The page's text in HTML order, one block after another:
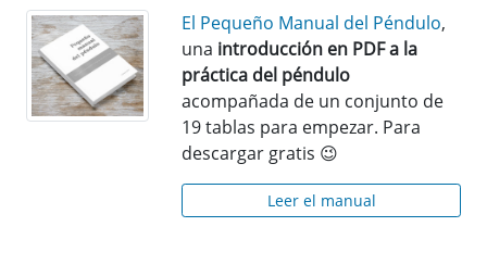
El Pequeño Manual del Péndulo,
una introducción en PDF a la
práctica del péndulo
acompañada de un conjunto de
19 tablas para empezar. Para
descargar gratis 😉
Leer el manual